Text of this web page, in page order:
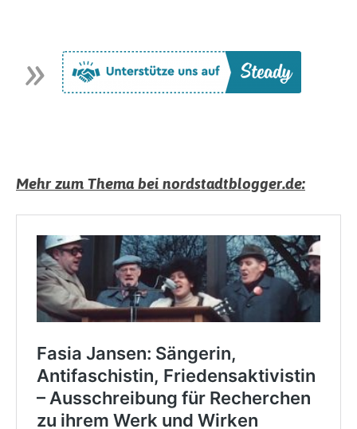
Mehr zum Thema bei nordstadtblogger.de: